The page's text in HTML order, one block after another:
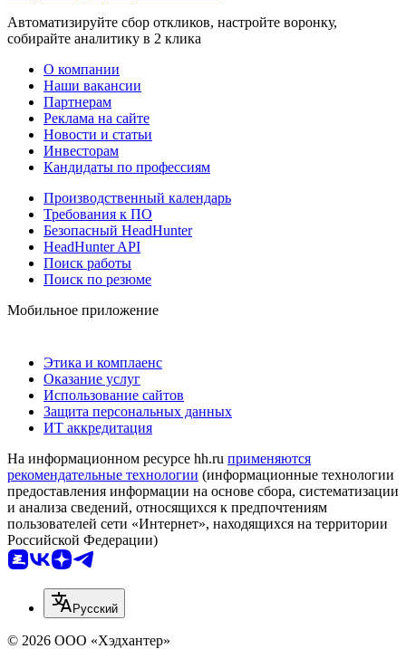
Автоматизируйте сбор откликов, настройте воронку,
собирайте аналитику в 2 клика
О компании
Наши вакансии
Партнерам
Реклама на сайте
Новости и статьи
Инвесторам
Кандидаты по профессиям
Производственный календарь
Требования к ПО
Безопасный HeadHunter
HeadHunter API
Поиск работы
Поиск по резюме
Мобильное приложение
Этика и комплаенс
Оказание услуг
Использование сайтов
Защита персональных данных
ИТ аккредитация
На информационном ресурсе hh.ru применяются
рекомендательные технологии (информационные технологии
предоставления информации на основе сбора, систематизации
и анализа сведений, относящихся к предпочтениям
пользователей сети «Интернет», находящихся на территории
Российской Федерации)
Русский
© 2026 ООО «Хэдхантер»